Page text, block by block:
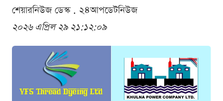
শেয়ারনিউজ ডেস্ক . ২৪আপডেটনিউজ
২০২৬ এপ্রিল ২৯ ২১:১২:০৯